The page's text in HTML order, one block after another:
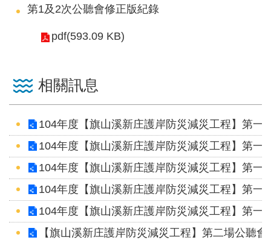
互
專
網
站
政
府
網
資
第1及2次公聽會修正版紀錄
pdf(593.09 KB)
相關訊息
104年度【旗山溪新庄護岸防災減災工程】第一
104年度【旗山溪新庄護岸防災減災工程】第一
104年度【旗山溪新庄護岸防災減災工程】第一
104年度【旗山溪新庄護岸防災減災工程】第一
104年度【旗山溪新庄護岸防災減災工程】第一
【旗山溪新庄護岸防災減災工程】第二場公聽